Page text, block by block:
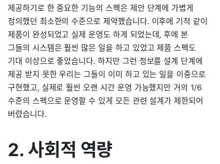
제공하기로 한 중요한 기능의 스펙은 제안 단계에 가볍게
정의했던 최소한의 수준으로 제약했습니다. 이후에 기적 같이
제품이 완성되었고 실제 운영도 하게 되었는데, 후에 본
그들의 시스템은 훨씬 많은 일을 하고 있었고 제품 스펙도
기대 이상으로 좋았습니다. 하지만 그런 정보를 설계 단계에
제공 받지 못한 우리는 그들이 이미 하고 있는 일을 이중으로
구현했고, 실제로 훨씬 오랜 시간 운영 가능했지만 거의 1/6
수준의 스펙으로 운영할 수 있게 모든 관련 설계가 제한되어
버렸습니다.
2. 사회적 역량